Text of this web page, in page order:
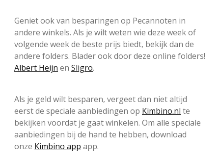
Geniet ook van besparingen op Pecannoten in
andere winkels. Als je wilt weten wie deze week of
volgende week de beste prijs biedt, bekijk dan de
andere folders. Blader ook door deze online folders!
Albert Heijn en Sligro.
Als je geld wilt besparen, vergeet dan niet altijd
eerst de speciale aanbiedingen op Kimbino.nl te
bekijken voordat je gaat winkelen. Om alle speciale
aanbiedingen bij de hand te hebben, download
onze Kimbino app app.